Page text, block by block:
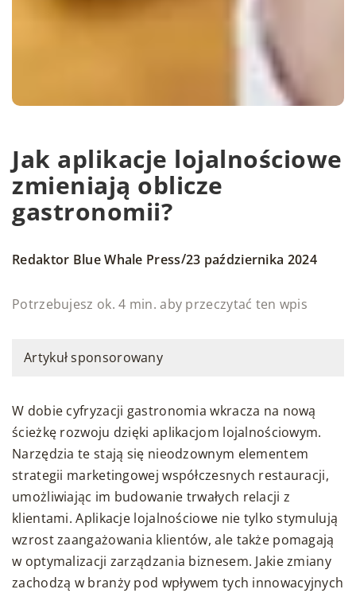
Jak aplikacje lojalnościowe
zmieniają oblicze
gastronomii?
Redaktor Blue Whale Press/23 października 2024
Potrzebujesz ok. 4 min. aby przeczytać ten wpis
Artykuł sponsorowany
W dobie cyfryzacji gastronomia wkracza na nową
ścieżkę rozwoju dzięki aplikacjom lojalnościowym.
Narzędzia te stają się nieodzownym elementem
strategii marketingowej współczesnych restauracji,
umożliwiając im budowanie trwałych relacji z
klientami. Aplikacje lojalnościowe nie tylko stymulują
wzrost zaangażowania klientów, ale także pomagają
w optymalizacji zarządzania biznesem. Jakie zmiany
zachodzą w branży pod wpływem tych innowacyjnych